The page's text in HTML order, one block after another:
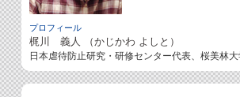
プロフィール
梶川 義人 （かじかわ よしと）
日本虐待防止研究・研修センター代表、桜美林